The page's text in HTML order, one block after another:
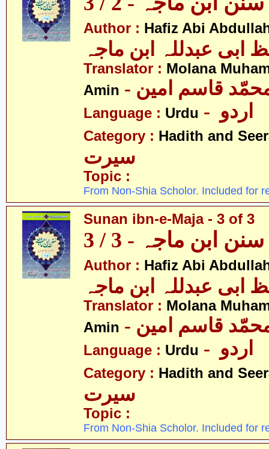
Author : Hafiz Abi
ابی عبدللہ ابن ماجہ
Translator : Molana
Amin
محمّد قاسم امین
Language : Urdu
Category : Hadith and
سیرت
Topic :
From Non-Shia Scholor. Included for
Sunan ibn-e-Maja - 3 of 3
سنن ابن ماجہ - 3 / 3
Author : Hafiz Abi
ابی عبدللہ ابن ماجہ
Translator : Molana
Amin
محمّد قاسم امین
Language : Urdu
Category : Hadith and
سیرت
Topic :
From Non-Shia Scholor. Included for